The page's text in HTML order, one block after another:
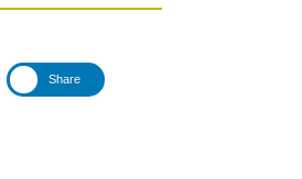
Share